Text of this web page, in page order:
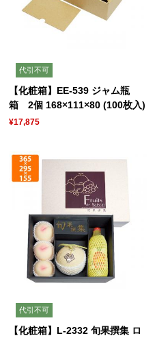
代引不可
【化粧箱】EE-539 ジャム瓶
箱 2個 168×111×80 (100枚入)
¥17,875
代引不可
【化粧箱】L-2332 旬果撰集 ロ